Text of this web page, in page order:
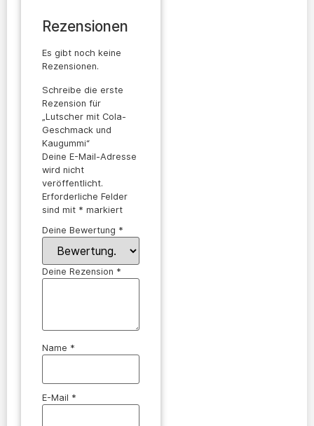
Rezensionen
Es gibt noch keine
Rezensionen.
Schreibe die erste
Rezension für
„Lutscher mit Cola-
Geschmack und
Kaugummi“
Deine E-Mail-Adresse
wird nicht
veröffentlicht.
Erforderliche Felder
sind mit * markiert
Deine Bewertung *
Deine Rezension *
Name *
E-Mail *